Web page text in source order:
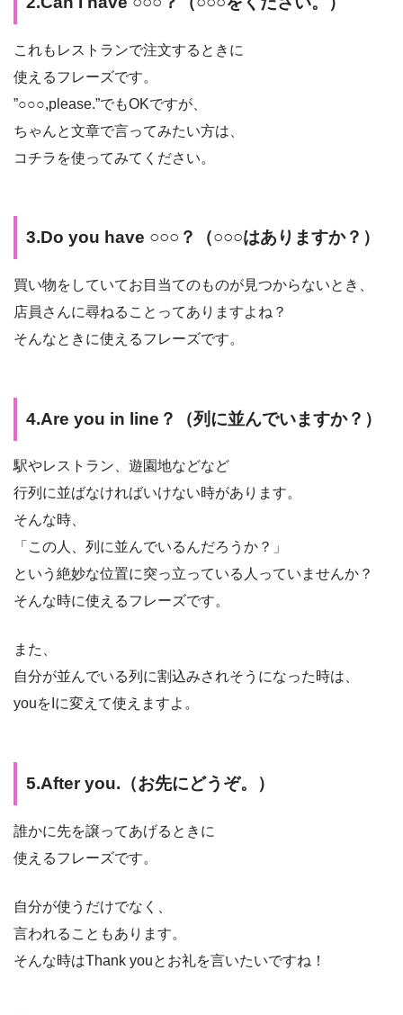
これもレストランで注文するときに
使えるフレーズです。
”○○○,please.”でもOKですが、
ちゃんと文章で言ってみたい方は、
コチラを使ってみてください。
3.Do you have ○○○？（○○○はありますか？）
買い物をしていてお目当てのものが見つからないとき、
店員さんに尋ねることってありますよね？
そんなときに使えるフレーズです。
4.Are you in line？（列に並んでいますか？）
駅やレストラン、遊園地などなど
行列に並ばなければいけない時があります。
そんな時、
「この人、列に並んでいるんだろうか？」
という絶妙な位置に突っ立っている人っていませんか？
そんな時に使えるフレーズです。
また、
自分が並んでいる列に割込みされそうになった時は、
youをIに変えて使えますよ。
5.After you.（お先にどうぞ。）
誰かに先を譲ってあげるときに
使えるフレーズです。
自分が使うだけでなく、
言われることもあります。
そんな時はThank youとお礼を言いたいですね！